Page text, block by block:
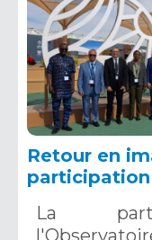
Retour en
participation
2024 à
La